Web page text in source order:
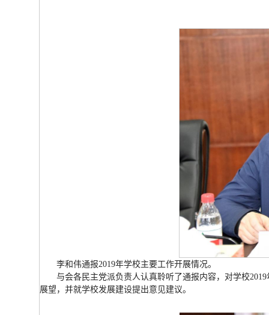
李和伟通报2019年学校主要工作开展情况。
与会各民主党派负责人认真聆听了通报内容，对学校
展望，并就学校发展建设提出意见建议。